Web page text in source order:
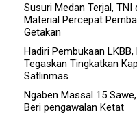
Susuri Medan Terjal,
Material Percepat
Getakan
Hadiri Pembukaan
Tegaskan Tingkatkan
Satlinmas
Ngaben Massal 15
Beri pengawalan Ketat